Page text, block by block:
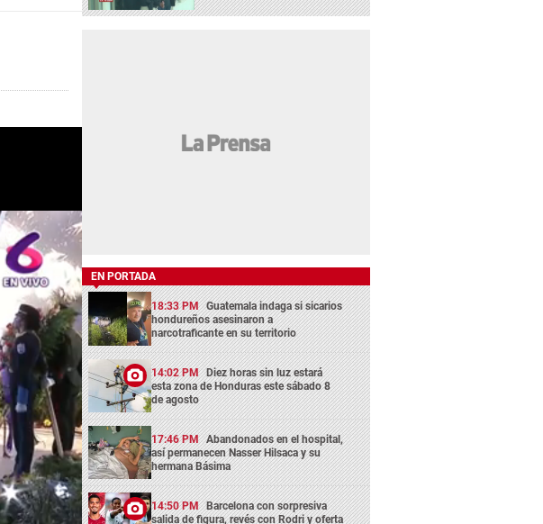
EN PORTADA
18:33 PM Guatemala indaga si sicarios
hondureños asesinaron a
narcotraficante en su territorio
14:02 PM Diez horas sin luz estará
esta zona de Honduras este sábado 8
de agosto
17:46 PM Abandonados en el hospital,
así permanecen Nasser Hilsaca y su
hermana Básima
14:50 PM Barcelona con sorpresiva
salida de figura, revés con Rodri y oferta